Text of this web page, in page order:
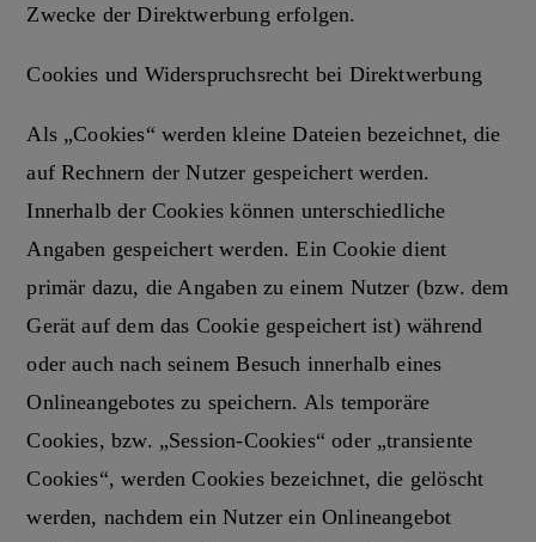
Zwecke der Direktwerbung erfolgen.
Cookies und Widerspruchsrecht bei Direktwerbung
Als „Cookies“ werden kleine Dateien bezeichnet, die
auf Rechnern der Nutzer gespeichert werden.
Innerhalb der Cookies können unterschiedliche
Angaben gespeichert werden. Ein Cookie dient
primär dazu, die Angaben zu einem Nutzer (bzw. dem
Gerät auf dem das Cookie gespeichert ist) während
oder auch nach seinem Besuch innerhalb eines
Onlineangebotes zu speichern. Als temporäre
Cookies, bzw. „Session-Cookies“ oder „transiente
Cookies“, werden Cookies bezeichnet, die gelöscht
werden, nachdem ein Nutzer ein Onlineangebot